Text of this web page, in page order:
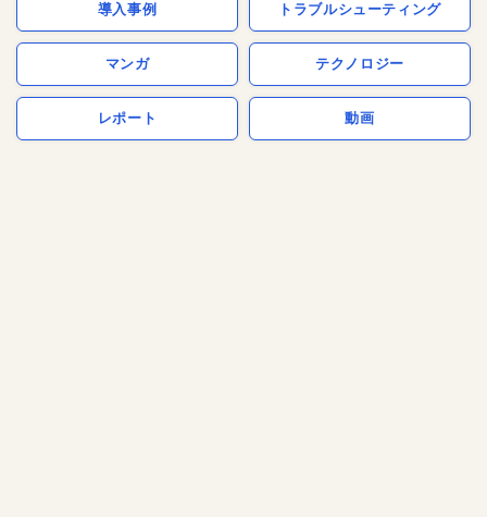
導入事例 トラブルシューティング
マンガ テクノロジー
レポート 動画